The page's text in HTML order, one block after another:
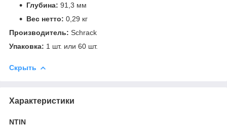
Глубина: 91,3 мм
Вес нетто: 0,29 кг
Производитель: Schrack
Упаковка: 1 шт. или 60 шт.
Скрыть
Характеристики
NTIN